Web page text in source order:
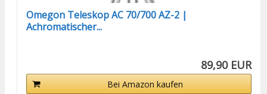
Omegon Teleskop AC 70/700 AZ-2 |
Achromatischer...
89,90 EUR
Bei Amazon kaufen